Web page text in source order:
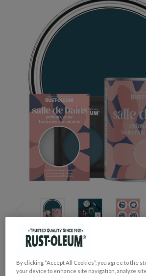
COLLECTION DE COULEUR:
By clicking “Accept All Cookies”, you agree to the
your device to enhance site navigation, analyze